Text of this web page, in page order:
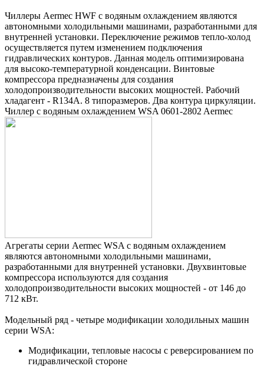
Чиллеры Aermec HWF с водяным охлаждением являются
автономными холодильными машинами, разработанными для
внутренней установки. Переключение режимов тепло-холод
осуществляется путем изменением подключения
гидравлических контуров. Данная модель оптимизирована
для высоко-температурной конденсации. Винтовые
компрессора предназначены для создания
холодопроизводительности высоких мощностей. Рабочий
хладагент - R134A. 8 типоразмеров. Два контура циркуляции.
Чиллер с водяным охлаждением WSA 0601-2802 Aermec
Агрегаты серии Aermec WSA с водяным охлаждением
являются автономными холодильными машинами,
разработанными для внутренней установки. Двухвинтовые
компрессора используются для создания
холодопроизводительности высоких мощностей - от 146 до
712 кВт.
Модельный ряд - четыре модификации холодильных машин
серии WSA:
Модификации, тепловые насосы с реверсированием по
гидравлической стороне